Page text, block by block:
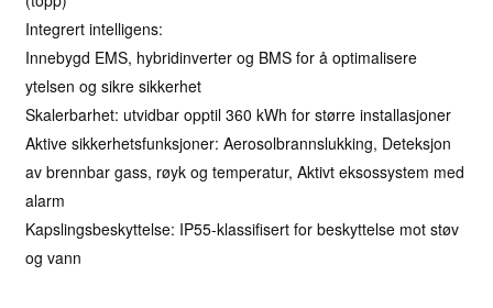
Integrert intelligens:
Innebygd EMS, hybridinverter og BMS for å optimalisere
ytelsen og sikre sikkerhet
Skalerbarhet: utvidbar opptil 360 kWh for større installasjoner
Aktive sikkerhetsfunksjoner: Aerosolbrannslukking, Deteksjon
av brennbar gass, røyk og temperatur, Aktivt eksossystem med
alarm
Kapslingsbeskyttelse: IP55-klassifisert for beskyttelse mot støv
og vann